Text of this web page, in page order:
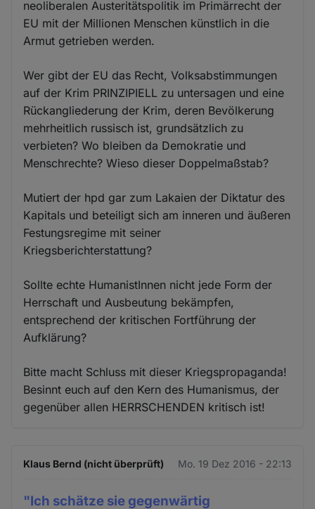
neoliberalen Austeritätspolitik im Primärrecht der
EU mit der Millionen Menschen künstlich in die
Armut getrieben werden.
Wer gibt der EU das Recht, Volksabstimmungen
auf der Krim PRINZIPIELL zu untersagen und eine
Rückangliederung der Krim, deren Bevölkerung
mehrheitlich russisch ist, grundsätzlich zu
verbieten? Wo bleiben da Demokratie und
Menschrechte? Wieso dieser Doppelmaßstab?
Mutiert der hpd gar zum Lakaien der Diktatur des
Kapitals und beteiligt sich am inneren und äußeren
Festungsregime mit seiner
Kriegsberichterstattung?
Sollte echte HumanistInnen nicht jede Form der
Herrschaft und Ausbeutung bekämpfen,
entsprechend der kritischen Fortführung der
Aufklärung?
Bitte macht Schluss mit dieser Kriegspropaganda!
Besinnt euch auf den Kern des Humanismus, der
gegenüber allen HERRSCHENDEN kritisch ist!
Klaus Bernd (nicht überprüft) Mo. 19 Dez 2016 - 22:13
"Ich schätze sie gegenwärtig